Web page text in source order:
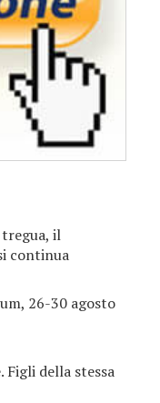
tregua, il
continua
26-30 agosto
Figli della stessa